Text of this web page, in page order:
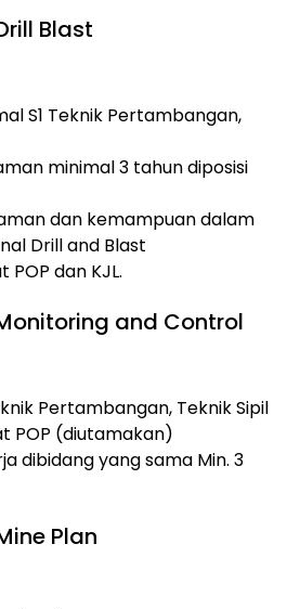
Blast
S1 Teknik Pertambangan,
minimal 3 tahun diposisi
dan kemampuan dalam
Drill and Blast
dan KJL.
and Control
Pertambangan, Teknik Sipil
POP (diutamakan)
dibidang yang sama Min. 3
Plan